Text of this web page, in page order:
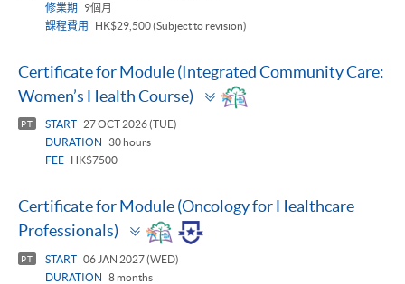
修業期
9個月
課程費用
HK$29,500 (Subject to revision)
Certificate for Module (Integrated Community Care:
Women’s Health Course)
Toggle
panel
PT START
27 OCT 2026 (TUE)
DURATION
30 hours
FEE
HK$7500
Certificate for Module (Oncology for Healthcare
Professionals)
Toggle
panel
PT START 06 JAN 2027 (WED)
DURATION
8 months